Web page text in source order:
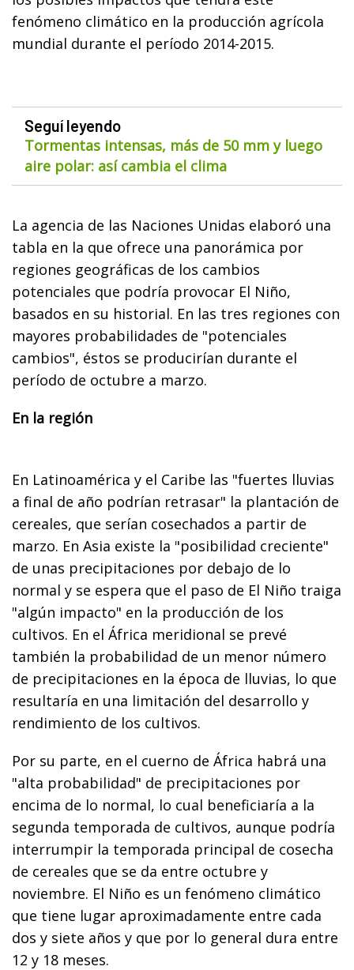
fenómeno climático en la producción agrícola
mundial durante el período 2014-2015.
Seguí leyendo
Tormentas intensas, más de 50 mm y luego
aire polar: así cambia el clima
La agencia de las Naciones Unidas elaboró una
tabla en la que ofrece una panorámica por
regiones geográficas de los cambios
potenciales que podría provocar El Niño,
basados en su historial. En las tres regiones con
mayores probabilidades de "potenciales
cambios", éstos se producirían durante el
período de octubre a marzo.
En la región
En Latinoamérica y el Caribe las "fuertes lluvias
a final de año podrían retrasar" la plantación de
cereales, que serían cosechados a partir de
marzo. En Asia existe la "posibilidad creciente"
de unas precipitaciones por debajo de lo
normal y se espera que el paso de El Niño traiga
"algún impacto" en la producción de los
cultivos. En el África meridional se prevé
también la probabilidad de un menor número
de precipitaciones en la época de lluvias, lo que
resultaría en una limitación del desarrollo y
rendimiento de los cultivos.
Por su parte, en el cuerno de África habrá una
"alta probabilidad" de precipitaciones por
encima de lo normal, lo cual beneficiaría a la
segunda temporada de cultivos, aunque podría
interrumpir la temporada principal de cosecha
de cereales que se da entre octubre y
noviembre. El Niño es un fenómeno climático
que tiene lugar aproximadamente entre cada
dos y siete años y que por lo general dura entre
12 y 18 meses.